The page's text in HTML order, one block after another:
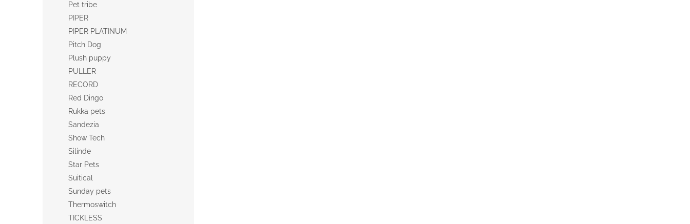
Pet tribe
PIPER
PIPER PLATINUM
Pitch Dog
Plush puppy
PULLER
RECORD
Red Dingo
Rukka pets
Sandezia
Show Tech
Silinde
Star Pets
Suitical
Sunday pets
Thermoswitch
TICKLESS